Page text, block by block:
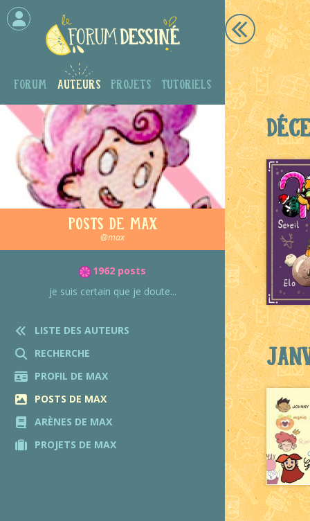
Forum Auteurs Projets Tutoriels
Posts de Max
@max
1962 posts
je suis certain que je doute...
LISTE DES AUTEURS
RECHERCHE
PROFIL DE MAX
POSTS DE MAX
ARÈNES DE MAX
PROJETS DE MAX